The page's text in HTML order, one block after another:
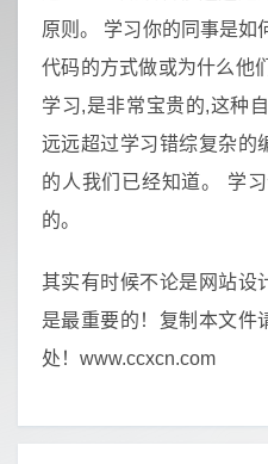
原则。 学习你的同事是如
代码的方式做或为什么他
学习,是非常宝贵的,这种
远远超过学习错综复杂的
的人我们已经知道。 学
的。
其实有时候不论是网站设
是最重要的！复制本文件
处！www.ccxcn.com